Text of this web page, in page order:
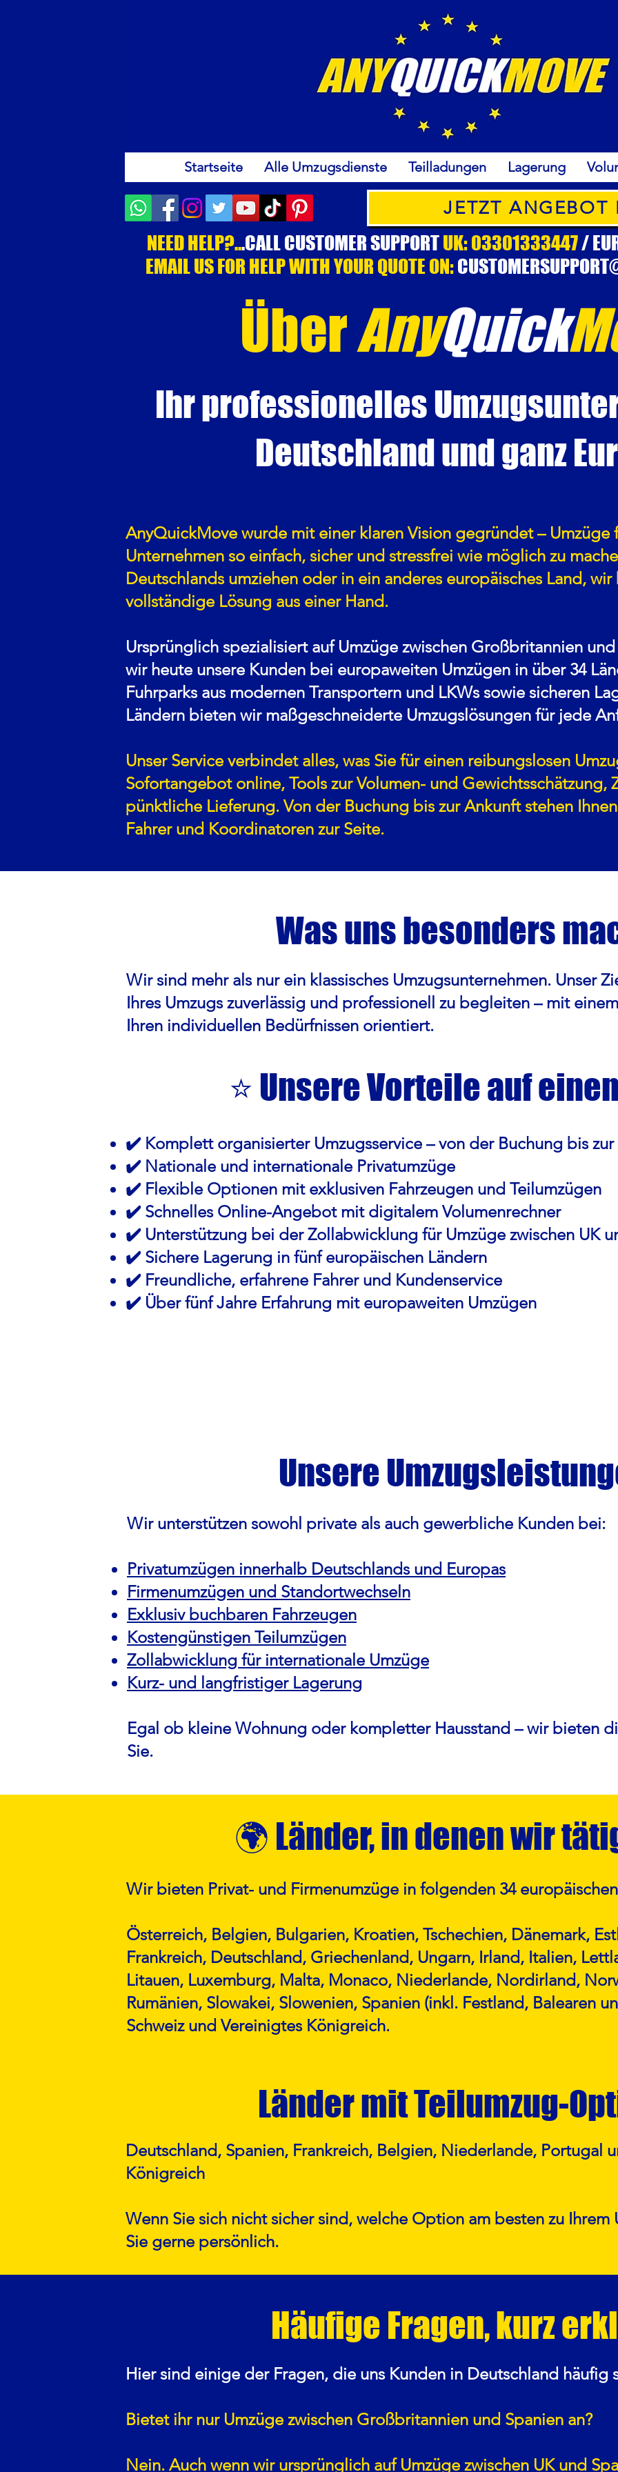
Startseite Alle Umzugsdienste Teilladungen Lagerung
JETZT ANGEBOT
NEED HELP?...CALL CUSTOMER SUPPORTUK: 03301333447/
EMAIL US FOR HELP WITH YOUR QUOTE ON:
ÜberAnyQuick
Ihr professionelles
Deutschland und ganz
AnyQuickMove wurde mit einer klaren Vision gegründet – Umzüge
Unternehmen so einfach, sicher und stressfrei wie möglich zu
Deutschlands umziehen oder in ein anderes europäisches Land,
vollständige Lösung aus einer Hand.
Ursprünglich spezialisiert auf Umzüge zwischen Großbritannien
wir heute unsere Kunden bei europaweiten Umzügen in über 34
Fuhrparks aus modernen Transportern und LKWs sowie sicheren
Ländern bieten wir maßgeschneiderte Umzugslösungen für jede
Unser Service verbindet alles, was Sie für einen reibungslosen
Sofortangebot online, Tools zur Volumen- und Gewichtsschätzung,
pünktliche Lieferung. Von der Buchung bis zur Ankunft stehen
Fahrer und Koordinatoren zur Seite.
Was uns besonders
Wir sind mehr als nur ein klassisches Umzugsunternehmen. Unser
Ihres Umzugs zuverlässig und professionell zu begleiten – mit
Ihren individuellen Bedürfnissen orientiert.
⭐ Unsere Vorteile auf
✔️ Komplett organisierter Umzugsservice – von der Buchung bis
✔️ Nationale und internationale Privatumzüge
✔️ Flexible Optionen mit exklusiven Fahrzeugen und Teilumzügen
✔️ Schnelles Online-Angebot mit digitalem Volumenrechner
✔️ Unterstützung bei der Zollabwicklung für Umzüge zwischen UK
✔️ Sichere Lagerung in fünf europäischen Ländern
✔️ Freundliche, erfahrene Fahrer und Kundenservice
✔️ Über fünf Jahre Erfahrung mit europaweiten Umzügen
Unsere
Wir unterstützen sowohl private als auch gewerbliche Kunden bei:
Privatumzügen innerhalb Deutschlands und Europas
Firmenumzügen und Standortwechseln
Exklusiv buchbaren Fahrzeugen
Kostengünstigen Teilumzügen
Zollabwicklung für internationale Umzüge
Kurz- und langfristiger Lagerung
Egal ob kleine Wohnung oder kompletter Hausstand – wir bieten
Sie.
🌍 Länder, in denen wir
Wir bieten Privat- und Firmenumzüge in folgenden 34
Österreich, Belgien, Bulgarien, Kroatien, Tschechien, Dänemark,
Frankreich, Deutschland, Griechenland, Ungarn, Irland, Italien,
Litauen, Luxemburg, Malta, Monaco, Niederlande, Nordirland,
Rumänien, Slowakei, Slowenien, Spanien (inkl. Festland, Balearen
Schweiz und Vereinigtes Königreich.
Länder mit Teilumzug-
Deutschland, Spanien, Frankreich, Belgien, Niederlande, Portugal
Königreich
Wenn Sie sich nicht sicher sind, welche Option am besten zu Ihrem
Sie gerne persönlich.
Häufige Fragen, kurz
Hier sind einige der Fragen, die uns Kunden in Deutschland häufig
Bietet ihr nur Umzüge zwischen Großbritannien und Spanien an?
Nein. Auch wenn wir ursprünglich auf Umzüge zwischen UK und